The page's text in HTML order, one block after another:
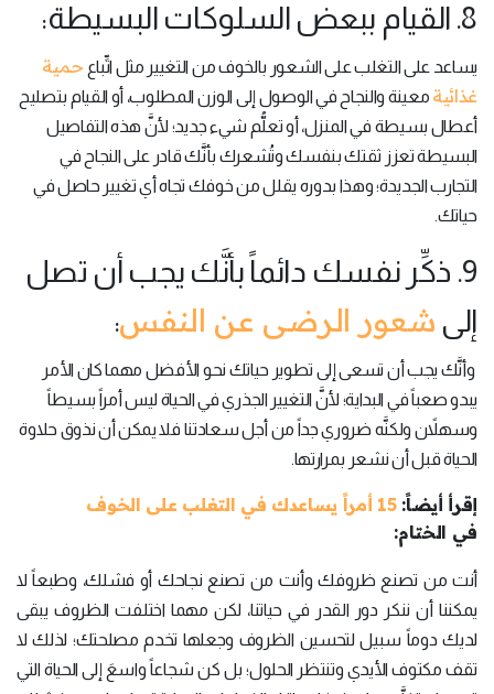
8. القيام ببعض السلوكات البسيطة:
يساعد على التغلب على الشعور بالخوف من التغيير مثل اتِّباع حمية
غذائية معينة والنجاح في الوصول إلى الوزن المطلوب، أو القيام بتصليح
أعطال بسيطة في المنزل، أو تعلُّم شيء جديد؛ لأنَّ هذه التفاصيل
البسيطة تعزز ثقتك بنفسك وتُشعرك بأنَّك قادر على النجاح في
التجارب الجديدة؛ وهذا بدوره يقلل من خوفك تجاه أي تغيير حاصل في
حياتك.
9. ذكِّر نفسك دائماً بأنَّك يجب أن تصل
إلى شعور الرضى عن النفس:
وأنَّك يجب أن تسعى إلى تطوير حياتك نحو الأفضل مهما كان الأمر
يبدو صعباً في البداية؛ لأنَّ التغيير الجذري في الحياة ليس أمراً بسيطاً
وسهلاًن ولكنَّه ضروري جداً من أجل سعادتنا فلا يمكن أن نذوق حلاوة
الحياة قبل أن نشعر بمرارتها.
إقرأ أيضاً:15 أمراً يساعدك في التغلب على الخوف
في الختام:
أنت من تصنع ظروفك وأنت من تصنع نجاحك أو فشلك، وطبعاً لا
يمكننا أن ننكر دور القدر في حياتنا، لكن مهما اختلفت الظروف يبقى
لديك دوماً سبيل لتحسين الظروف وجعلها تخدم مصلحتك؛ لذلك لا
تقف مكتوف الأيدي وتنتظر الحلول؛ بل كن شجاعاً واسعَ إلى الحياة التي